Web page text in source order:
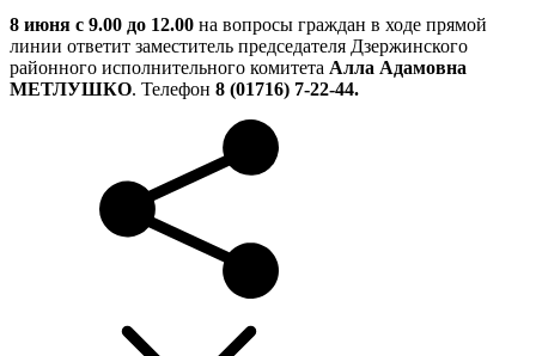
8 июня с 9.00 до 12.00 на вопросы граждан в ходе прямой
линии ответит заместитель председателя Дзержинского
районного исполнительного комитета Алла Адамовна
МЕТЛУШКО. Телефон 8 (01716) 7-22-44.